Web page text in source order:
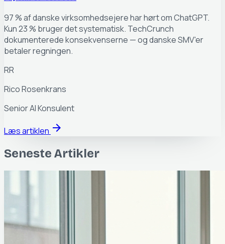
97 % af danske virksomhedsejere har hørt om ChatGPT.
Kun 23 % bruger det systematisk. TechCrunch
dokumenterede konsekvenserne — og danske SMV'er
betaler regningen.
RR
Rico Rosenkrans
Senior AI Konsulent
Læs artiklen arrow_forward
Seneste Artikler